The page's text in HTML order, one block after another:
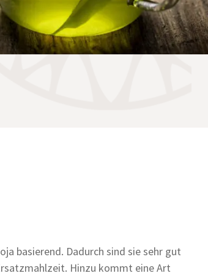
basierend. Dadurch sind sie sehr gut
Hinzu kommt eine Art